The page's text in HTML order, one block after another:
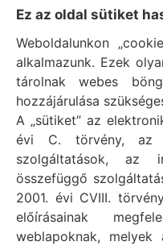
Impresszum
Vál Község
Vál Község
Adószám: 15727079-2-07
Adatvédelmi tájékoztató
Felelős: Bechtold Tamás
Cím: H-2473 Vál, Vajda
Telefon: +36 (22) 353-411
E-mail:
Ez az oldal sütiket
Weboldalunkon
alkalmazunk. Ezek
tárolnak webes
hozzájárulása
A „sütiket” az
évi C. törvény, az
szolgáltatások, az
összefüggő
2001. évi CVIII.
előírásainak
weblapoknak,